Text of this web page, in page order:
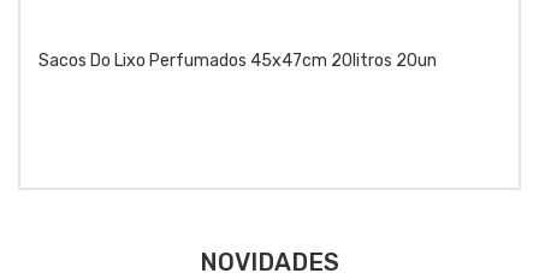
Sacos Do Lixo Perfumados 45x47cm 20litros 20un
NOVIDADES